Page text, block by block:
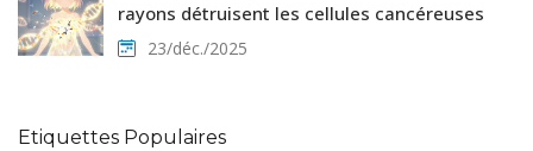
rayons détruisent les cellules cancéreuses
23/déc./2025
Etiquettes Populaires